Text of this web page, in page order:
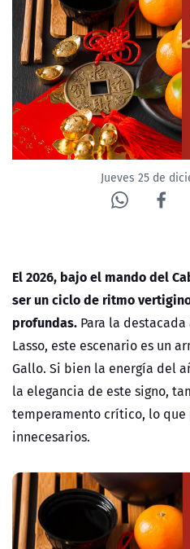
Jueves 25 de
El 2026, bajo el mando del
ser un ciclo de ritmo
profundas. Para la
Lasso, este escenario es un
Gallo. Si bien la energía del
la elegancia de este signo,
temperamento crítico, lo
innecesarios.